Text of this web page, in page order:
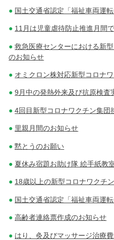
国土交通省認定「福祉車両運
11月は児童虐待防止推進月間
救急医療センターにおける新
のお知らせ
オミクロン株対応新型コロナ
9月中の発熱外来及び抗原検査
4回目新型コロナワクチン集団
里親月間のお知らせ
黙とうのお願い
夏休み宿題お助け隊 絵手紙教
18歳以上の新型コロナワクチ
国土交通省認定「福祉車両運
高齢者連絡票作成のお知らせ
はり、灸及びマッサージ治療